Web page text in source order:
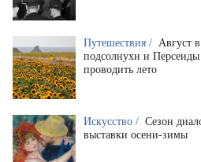
Путешествия / Август
подсолнухи и
проводить лето
Искусство / Сезон
выставки осени-зимы